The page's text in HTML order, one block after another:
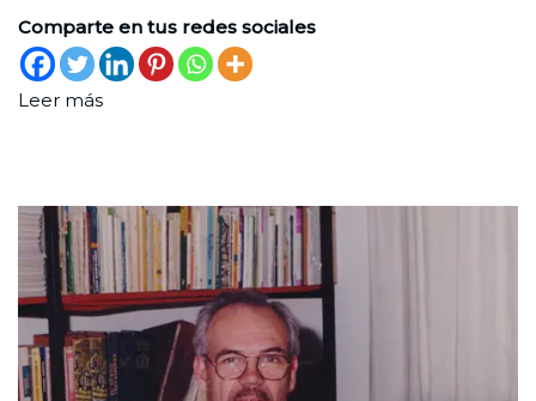
Comparte en tus redes sociales
Leer más